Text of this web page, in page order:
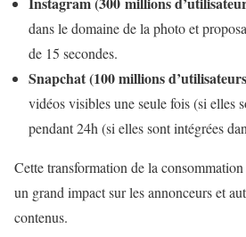
dans le domaine de la photo et
de 15 secondes.
Snapchat (100 millions
vidéos visibles une seule fois (si elles
pendant 24h (si elles sont intégrées
Cette transformation de la
un grand impact sur les annonceurs et
contenus.